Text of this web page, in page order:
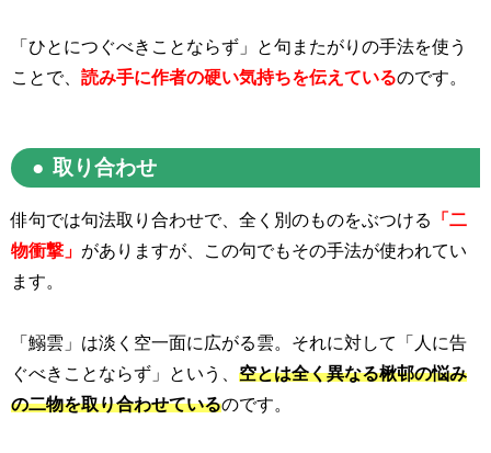
「ひとにつぐべきことならず」と句またがりの手法を使う
ことで、 読み手に作者の硬い気持ちを伝えているのです。
取り合わせ
俳句では句法取り合わせで、全く別のものをぶつける
「二
物衝撃」 がありますが、この句でもその手法が使われてい
ます。
「鰯雲」は淡く空一面に広がる雲。それに対して「人に告
ぐべきことならず」という、 空とは全く異なる楸邨の悩み
の二物を取り合わせているのです。